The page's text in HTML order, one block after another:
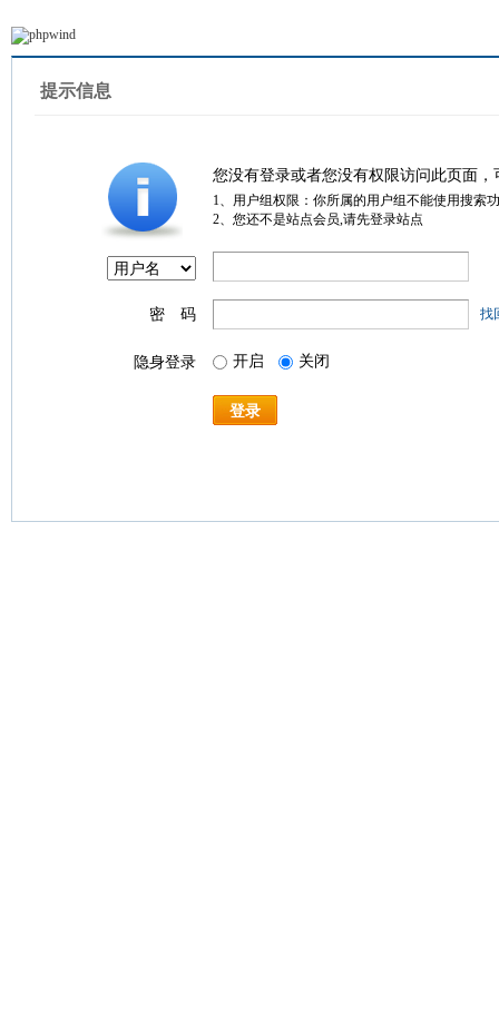
提示信息
您没有登录或者您没有权限访问此页面
1、用户组权限：你所属的用户组不能使用搜索
2、您还不是站点会员,请先登录站点
密 码 找
隐身登录 开启 关闭
登录